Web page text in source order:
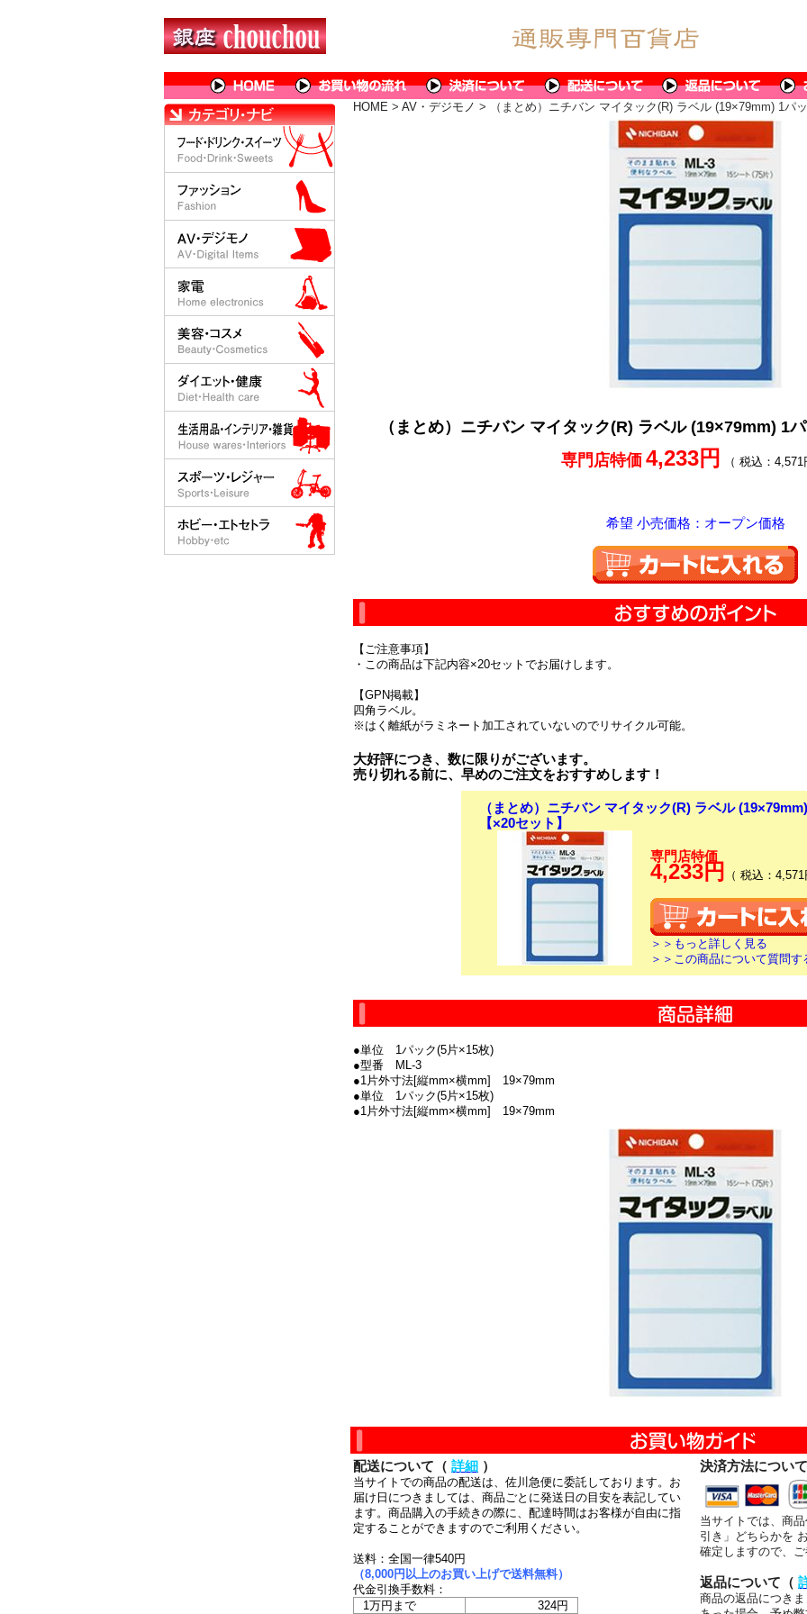
HOME > AV・デジモノ > （まとめ）ニチバン マイタック(R) ラベル (19×79mm) 1パ
（まとめ）ニチバン マイタック(R) ラベル (19×79mm) 1
専門店特価 4,233円 （ 税込：4,571
希望 小売価格：オープン価格
【ご注意事項】
・この商品は下記内容×20セットでお届けします。
【GPN掲載】
四角ラベル。
※はく離紙がラミネート加工されていないのでリサイクル可能。
大好評につき、数に限りがございます。
売り切れる前に、早めのご注文をおすすめします！
（まとめ）ニチバン マイタック(R) ラベル
【×20セット】
専門店特価
4,233円 （ 税込：4,571
＞＞もっと詳しく見る
＞＞この商品について質問す
●単位 1パック(5片×15枚)
●型番 ML-3
●1片外寸法[縦mm×横mm] 19×79mm
●単位 1パック(5片×15枚)
●1片外寸法[縦mm×横mm] 19×79mm
配送について（ 詳細 ）
当サイトでの商品の配送は、佐川急便に委託しております。お
届け日につきましては、商品ごとに発送日の目安を表記してい
ます。商品購入の手続きの際に、配達時間はお客様が自由に指
定することができますのでご利用ください。
送料：全国一律540円
（8,000円以上のお買い上げで送料無料）
代金引換手数料：
1万円まで
324円
決済方法につい
当サイトでは、商
引き」どちらかを
確定しますので、
返品について（
商品の返品につき